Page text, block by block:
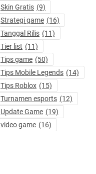
Skin Gratis (9)
Strategi game (16)
Tanggal Rilis (11)
Tier list (11)
Tips game (50)
Tips Mobile Legends (14)
Tips Roblox (15)
Turnamen esports (12)
Update Game (19)
video game (16)